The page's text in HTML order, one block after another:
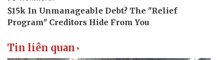
Tin liên quan